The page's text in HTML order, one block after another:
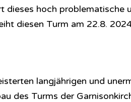
dieses hoch problematische
diesen Turm am 22.8.
langjährigen und
des Turms der